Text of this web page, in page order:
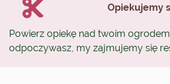
Opiekujemy
Powierz opiekę nad twoim
odpoczywasz, my zajmujemy się